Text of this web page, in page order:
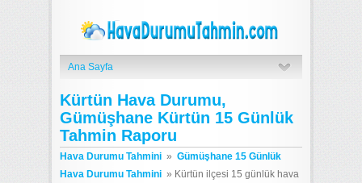
Ana Sayfa
Kürtün Hava Durumu,
Gümüşhane Kürtün 15 Günlük
Tahmin Raporu
Hava Durumu Tahmini » Gümüşhane 15 Günlük
Hava Durumu Tahmini » Kürtün ilçesi 15 günlük hava